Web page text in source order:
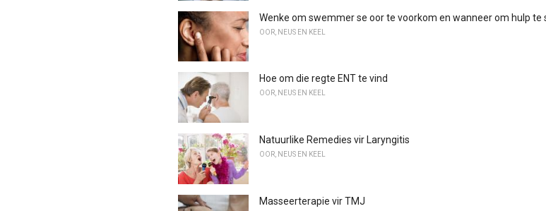
Wenke om swemmer se oor te voorkom en wanneer om hulp te
OOR, NEUS EN KEEL
Hoe om die regte ENT te vind
OOR, NEUS EN KEEL
Natuurlike Remedies vir Laryngitis
OOR, NEUS EN KEEL
Masseerterapie vir TMJ